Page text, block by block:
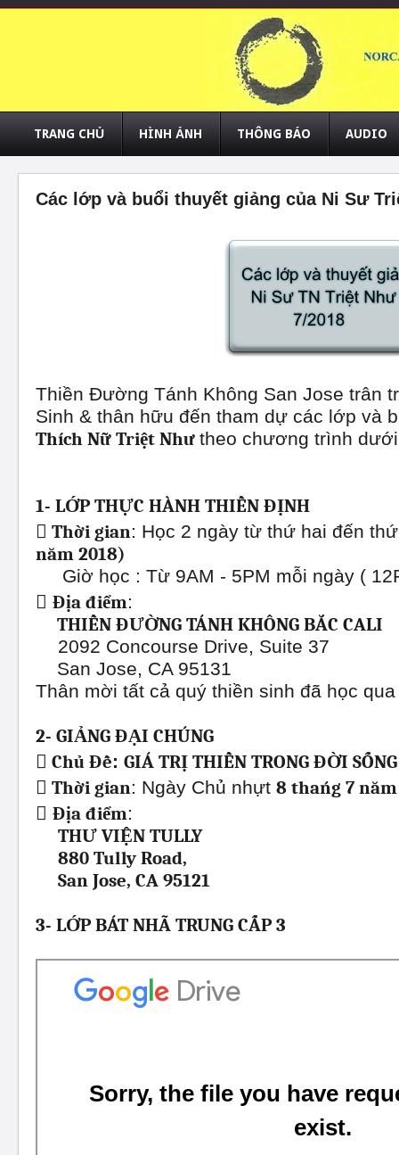
TRANG CHỦ HÌNH ẢNH THÔNG BÁO AUDIO
Các lớp và buổi thuyết giảng của Ni Sư
Thiền Đường Tánh Không San Jose trân
Sinh & thân hữu đến tham dự các lớp và
Thích Nữ Triệt Như theo chương trình
1- LỚP THỰC HÀNH THIỀN ĐỊNH
 Thời gian: Học 2 ngày từ thứ hai đến
năm 2018)
Giờ học : Từ 9AM - 5PM mỗi ngày (
 Địa điểm:
THIỀN ĐƯỜNG TÁNH KHÔNG BẮC CALI
2092 Concourse Drive, Suite 37
San Jose, CA 95131
Thân mời tất cả quý thiền sinh đã học
2- GIẢNG ĐẠI CHÚNG
 Chủ Đề: GIÁ TRỊ THIỀN TRONG ĐỜI SỐNG
 Thời gian: Ngày Chủ nhựt 8 thańg 7
 Địa điểm:
THƯ VIỆN TULLY
880 Tully Road,
San Jose, CA 95121
3- LỚP BÁT NHÃ TRUNG CẤP 3